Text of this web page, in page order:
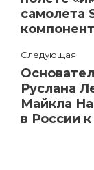
самолета
Следующая
Руслана
Майкла
в России